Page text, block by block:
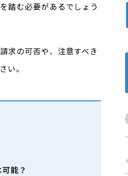
踏む必要があるでしょう
求の可否や、注意すべき
い。
能？